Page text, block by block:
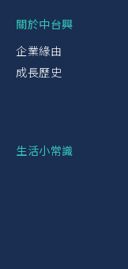
關於中台興
企業緣由
成長歷史
生活小常識